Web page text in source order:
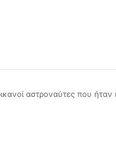
αστροναύτες που ήταν